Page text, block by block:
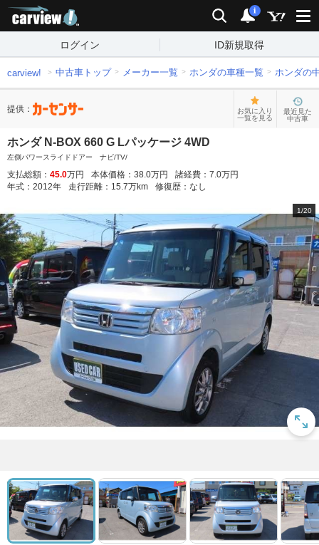
検索 通知
i
ログイン ID新規取得
carview! 中古車トップ メーカー一覧 ホンダの車種一覧 ホンダの
提供：
お気に入り
一覧を見る
最近見た
中古車
ホンダ N-BOX 660 G Lパッケージ 4WD
左側パワースライドドアー ナビ/TV/
支払総額： 45.0万円 本体価格： 38.0万円 諸経費： 7.0万円
年式： 2012年 走行距離： 15.7万km 修復歴： なし
1/20